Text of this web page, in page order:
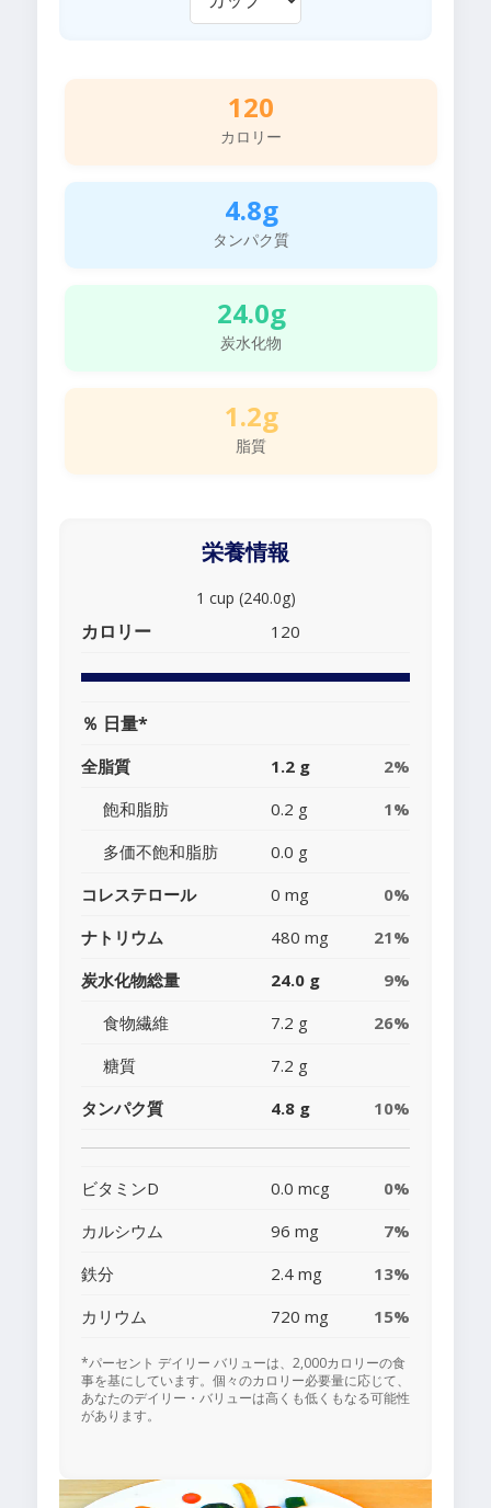
120
カロリー
4.8g
タンパク質
24.0g
炭水化物
1.2g
脂質
栄養情報
1 cup (240.0g)
カロリー 120
％ 日量*
全脂質 1.2 g
2%
飽和脂肪
0.2 g
1%
多価不飽和脂肪
0.0 g
コレステロール
0 mg
0%
ナトリウム
480 mg
21%
炭水化物総量
24.0 g
9%
食物繊維
7.2 g
26%
糖質
7.2 g
タンパク質
4.8 g 10%
ビタミンD 0.0 mcg
0%
カルシウム
96 mg
7%
鉄分
2.4 mg
13%
カリウム
720 mg 15%
*パーセント デイリー バリューは、2,000カロリーの食
事を基にしています。個々のカロリー必要量に応じて、
あなたのデイリー・バリューは高くも低くもなる可能性
があります。